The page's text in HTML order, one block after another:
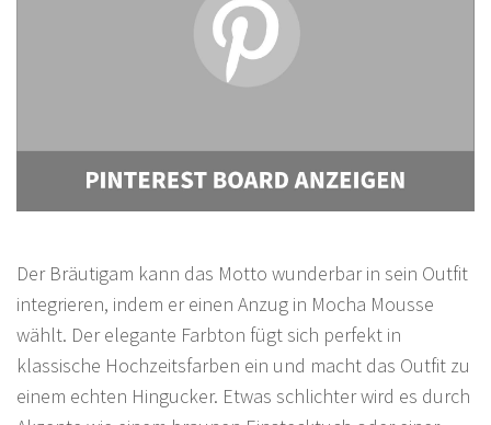
Der Bräutigam kann das Motto wunderbar in sein Outfit
integrieren, indem er einen Anzug in Mocha Mousse
wählt. Der elegante Farbton fügt sich perfekt in
klassische Hochzeitsfarben ein und macht das Outfit zu
einem echten Hingucker. Etwas schlichter wird es durch